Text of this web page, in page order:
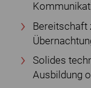
Bereitschaft
Solides
Ausbildung